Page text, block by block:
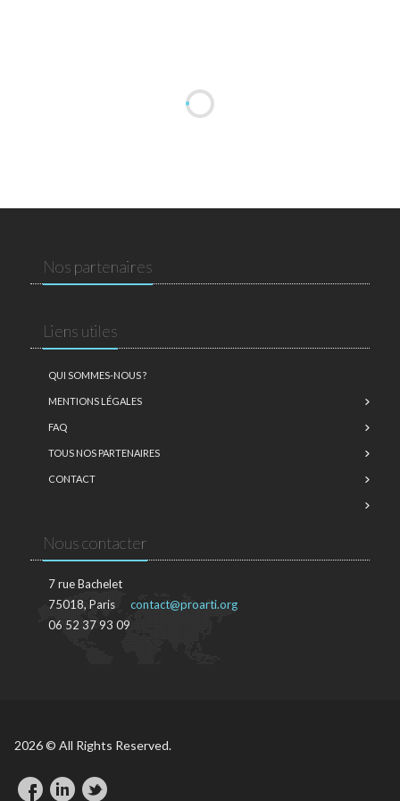
Nos partenaires
Liens utiles
QUI SOMMES-NOUS ?
MENTIONS LÉGALES
FAQ
TOUS NOS PARTENAIRES
CONTACT
Nous contacter
7 rue Bachelet
75018, Paris
06 52 37 93 09
contact@proarti.org
2026 © All Rights Reserved.